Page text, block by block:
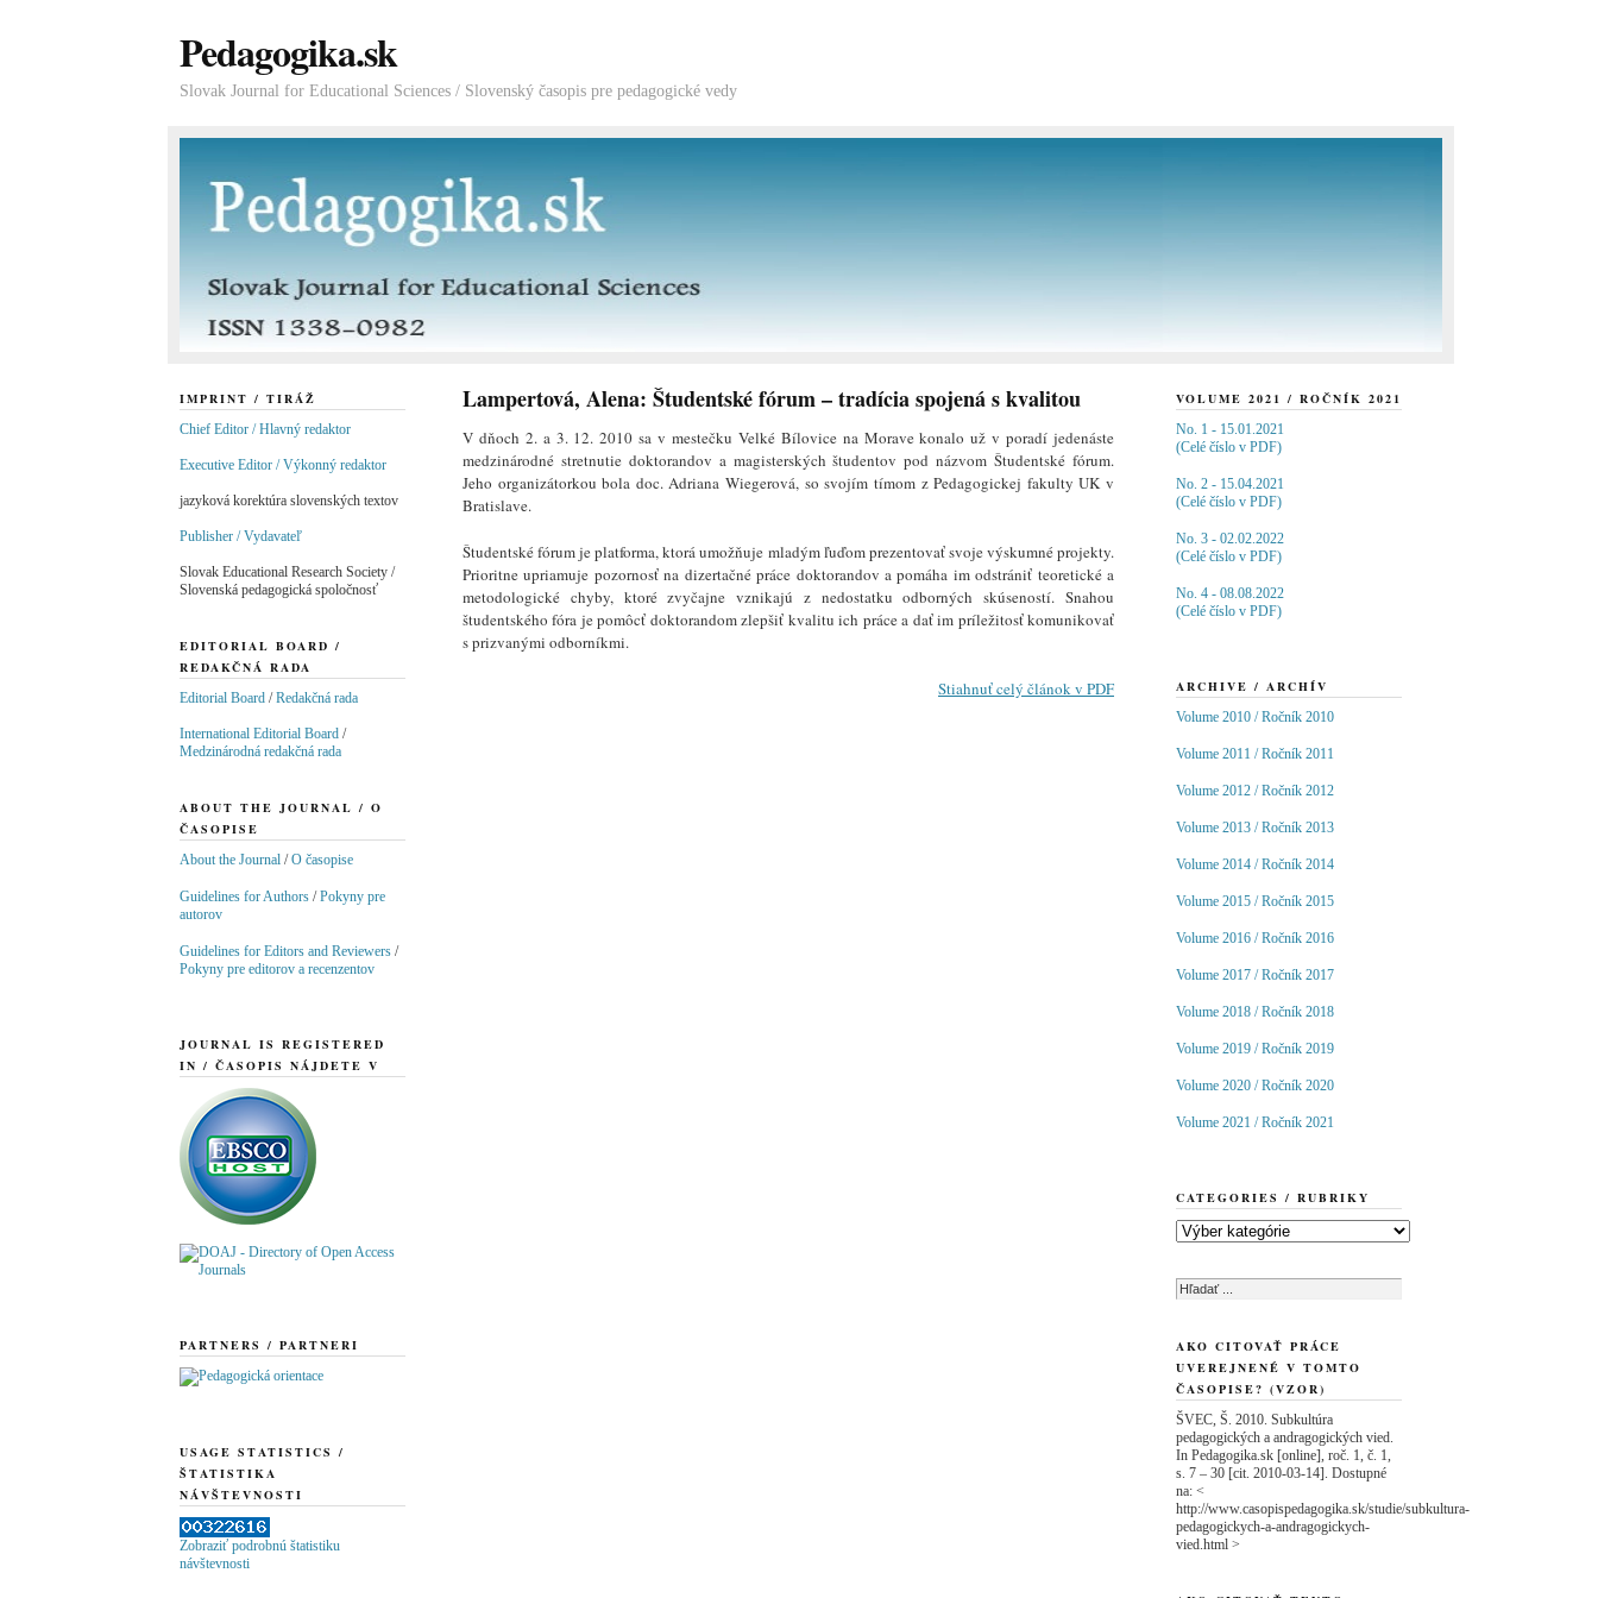
Pedagogika.sk
Slovak Journal for Educational Sciences / Slovenský časopis pre pedagogické vedy
Lampertová, Alena: Študentské fórum – tradícia spojená s kvalitou
V dňoch 2. a 3. 12. 2010 sa v mestečku Velké Bílovice na Morave konalo už v poradí jedenáste
medzinárodné stretnutie doktorandov a magisterských študentov pod názvom Študentské fórum.
Jeho organizátorkou bola doc. Adriana Wiegerová, so svojím tímom z Pedagogickej fakulty UK v
Bratislave.
Študentské fórum je platforma, ktorá umožňuje mladým ľuďom prezentovať svoje výskumné projekty.
Prioritne upriamuje pozornosť na dizertačné práce doktorandov a pomáha im odstrániť teoretické a
metodologické chyby, ktoré zvyčajne vznikajú z nedostatku odborných skúseností. Snahou
študentského fóra je pomôcť doktorandom zlepšiť kvalitu ich práce a dať im príležitosť komunikovať
s prizvanými odborníkmi.
Stiahnuť celý článok v PDF
IMPRINT / TIRÁŽ
Chief Editor / Hlavný redaktor
Executive Editor / Výkonný redaktor
jazyková korektúra slovenských textov
Publisher / Vydavateľ
Slovak Educational Research Society /
Slovenská pedagogická spoločnosť
EDITORIAL BOARD /
REDAKČNÁ RADA
Editorial Board /Redakčná rada
International Editorial Board /
Medzinárodná redakčná rada
ABOUT THE JOURNAL / O
ČASOPISE
About the Journal /O časopise
Guidelines for Authors /Pokyny pre
autorov
Guidelines for Editors and Reviewers /
Pokyny pre editorov a recenzentov
JOURNAL IS REGISTERED
IN / ČASOPIS NÁJDETE V
PARTNERS / PARTNERI
USAGE STATISTICS /
ŠTATISTIKA
NÁVŠTEVNOSTI
Zobraziť podrobnú štatistiku
návštevnosti
VOLUME 2021 / ROČNÍK 2021
No. 1 - 15.01.2021
(Celé číslo v PDF)
No. 2 - 15.04.2021
(Celé číslo v PDF)
No. 3 - 02.02.2022
(Celé číslo v PDF)
No. 4 - 08.08.2022
(Celé číslo v PDF)
ARCHIVE / ARCHÍV
Volume 2010 / Ročník 2010
Volume 2011 / Ročník 2011
Volume 2012 / Ročník 2012
Volume 2013 / Ročník 2013
Volume 2014 / Ročník 2014
Volume 2015 / Ročník 2015
Volume 2016 / Ročník 2016
Volume 2017 / Ročník 2017
Volume 2018 / Ročník 2018
Volume 2019 / Ročník 2019
Volume 2020 / Ročník 2020
Volume 2021 / Ročník 2021
CATEGORIES / RUBRIKY
Categories
/
AKO CITOVAŤ PRÁCE
UVEREJNENÉ V TOMTO
ČASOPISE? (VZOR)
ŠVEC, Š. 2010. Subkultúra
pedagogických a andragogických vied.
In Pedagogika.sk [online], roč. 1, č. 1,
s. 7 – 30 [cit. 2010-03-14]. Dostupné
na: <
http://www.casopispedagogika.sk/studie/subkultura-
pedagogickych-a-andragogickych-
vied.html >